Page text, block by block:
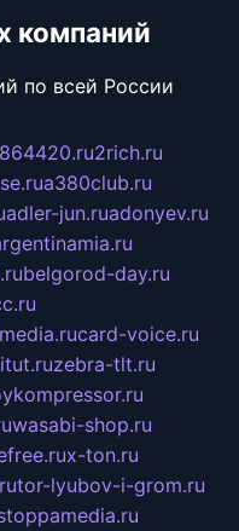
компаний
по всей России
2rich.ru
a380club.ru
adler-jun.ruadonyev.ru
belgorod-day.ru
card-voice.ru
zebra-tlt.ru
wasabi-shop.ru
x-ton.ru
tor-lyubov-i-grom.ru